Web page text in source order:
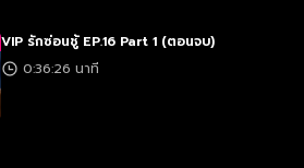
VIP รักซ่อนชู้ EP.16 Part 1 (ตอนจบ)
0:36:26 นาที